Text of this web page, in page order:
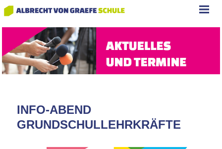
INFO-ABEND
GRUNDSCHULLEHRKRÄFTE